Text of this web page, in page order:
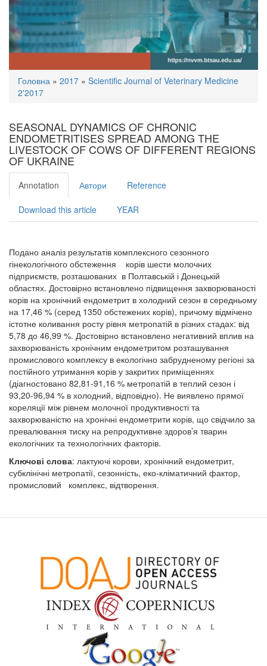
You
are
here
Головна » 2017 » Scientific Journal of Veterinary Medicine
2'2017
SEASONAL DYNAMICS OF CHRONIC
ENDOMETRITISES SPREAD AMONG THE
LIVESTOCK OF COWS OF DIFFERENT REGIONS
OF UKRAINE
Annotation Автори Reference
Download this article YEAR
Подано аналіз результатів комплексного сезонного
гінекологічного обстеження корів шести молочних
підприємств, розташованих в Полтавській і Донецькій
областях. Достовірно встановлено підвищення захворюваності
корів на хронічний ендометрит в холодний сезон в середньому
на 17,46 % (серед 1350 обстежених корів), причому відмічено
істотне коливання росту рівня метропатій в різних стадах: від
5,78 до 46,99 %. Достовірно встановлено негативний вплив на
захворюваність хронічним ендометритом розташування
промислового комплексу в екологічно забрудненому регіоні за
постійного утримання корів у закритих приміщеннях
(діагностовано 82,81-91,16 % метропатій в теплий сезон і
93,20-96,94 % в холодний, відповідно). Не виявлено прямої
кореляції між рівнем молочної продуктивності та
захворюваністю на хронічні ендометрити корів, що свідчило за
превалювання тиску на репродуктивне здоров’я тварин
екологічних та технологічних факторів.
Ключові слова: лактуючі корови, хронічний ендометрит,
субклінічні метропатії, сезонність, еко-кліматичний фактор,
промисловий комплекс, відтворення.